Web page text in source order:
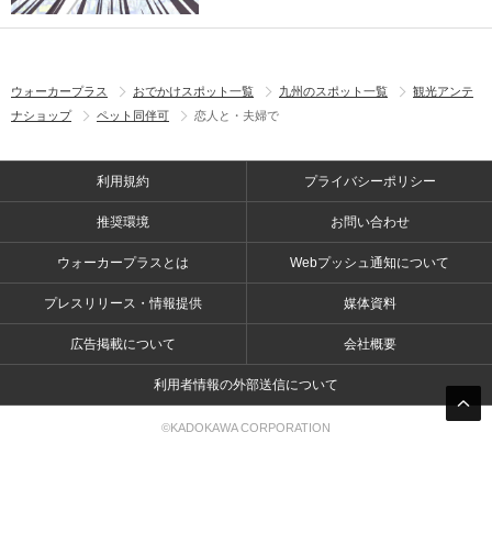
ウォーカープラス おでかけスポット一覧 九州のスポット一覧
観光アンテ
ナショップ
ペット同伴可 恋人と・夫婦で
利用規約 プライバシーポリシー
推奨環境 お問い合わせ
ウォーカープラスとは Webプッシュ通知について
プレスリリース・情報提供 媒体資料
広告掲載について 会社概要
利用者情報の外部送信について
©KADOKAWA CORPORATION